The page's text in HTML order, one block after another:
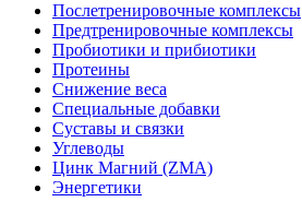
Послетренировочные комплексы
Предтренировочные комплексы
Пробиотики и прибиотики
Протеины
Снижение веса
Специальные добавки
Суставы и связки
Углеводы
Цинк Магний (ZMA)
Энергетики